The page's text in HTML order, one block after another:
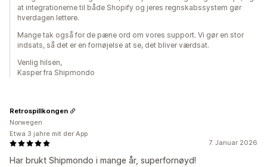
at integrationerne til både Shopify og jeres regnskabssystem gør
hverdagen lettere.
Mange tak også for de pæne ord om vores support. Vi gør en stor
indsats, så det er en fornøjelse at se, det bliver værdsat.
Venlig hilsen,
Kasper fra Shipmondo
7. Januar 2026
Har brukt Shipmondo i mange år, superfornøyd!
Retrospillkongen
Norwegen
Etwa 3 jahre mit der App